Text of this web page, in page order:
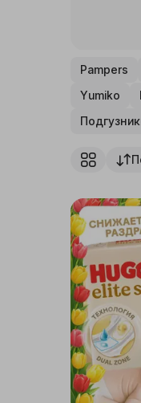
Дача,
Спорт,
Досуг
Книги
Pampers
Yumiko